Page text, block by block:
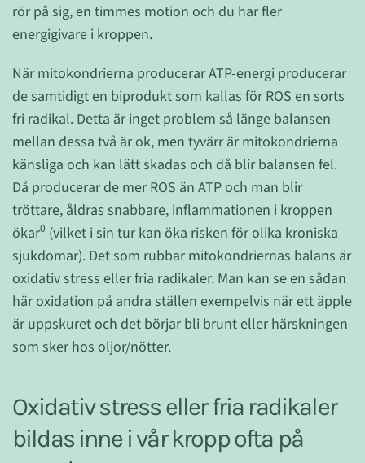
rör på sig, en timmes motion och du har fler
energigivare i kroppen.
När mitokondrierna producerar ATP-energi producerar
de samtidigt en biprodukt som kallas för ROS en sorts
fri radikal. Detta är inget problem så länge balansen
mellan dessa två är ok, men tyvärr är mitokondrierna
känsliga och kan lätt skadas och då blir balansen fel.
Då producerar de mer ROS än ATP och man blir
tröttare, åldras snabbare, inflammationen i kroppen
ökar0 (vilket i sin tur kan öka risken för olika kroniska
sjukdomar). Det som rubbar mitokondriernas balans är
oxidativ stress eller fria radikaler. Man kan se en sådan
här oxidation på andra ställen exempelvis när ett äpple
är uppskuret och det börjar bli brunt eller härskningen
som sker hos oljor/nötter.
Oxidativ stress eller fria radikaler
bildas inne i vår kropp ofta på